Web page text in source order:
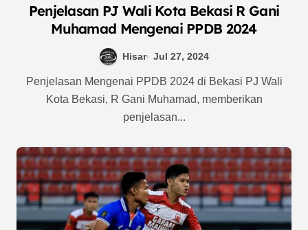
Penjelasan PJ Wali Kota Bekasi R Gani
Muhamad Mengenai PPDB 2024
Hisar Jul 27, 2024
Penjelasan Mengenai PPDB 2024 di Bekasi PJ Wali
Kota Bekasi, R Gani Muhamad, memberikan
penjelasan...